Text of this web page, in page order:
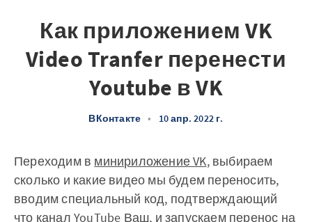
Как приложением VK
Video Tranfer перенести
Youtube в VK
ВКонтакте • 10 апр. 2022 г.
Переходим в минириложение VK, выбираем
сколько и какие видео мы будем переносить,
вводим специальный код, подтверждающий
что канал YouTube Ваш, и запускаем перенос на